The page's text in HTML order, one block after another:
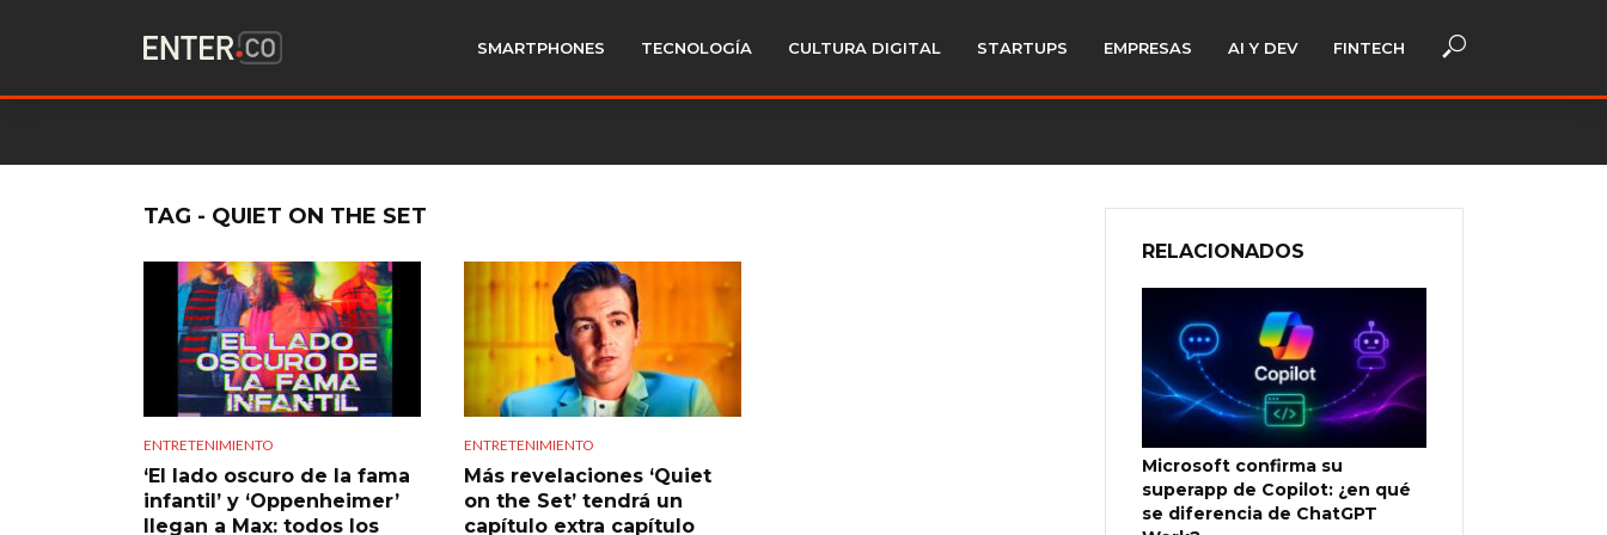
SMARTPHONES TECNOLOGÍA CULTURA DIGITAL STARTUPS EMPRESAS AI Y DEV FINTECH
TAG - QUIET ON THE SET
ENTRETENIMIENTO
‘El lado oscuro de la fama
infantil’ y ‘Oppenheimer’
llegan a Max: todos los
ENTRETENIMIENTO
Más revelaciones ‘Quiet
on the Set’ tendrá un
capítulo extra capítulo
RELACIONADOS
Microsoft confirma su
superapp de Copilot: ¿en qué
se diferencia de ChatGPT